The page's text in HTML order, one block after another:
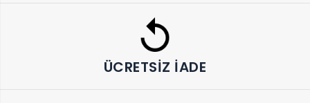
ÜCRETSIZ İADE